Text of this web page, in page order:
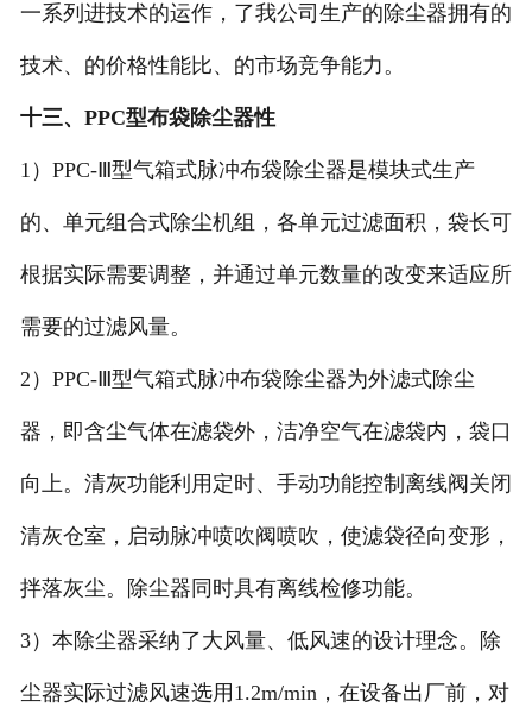
一系列进技术的运作，了我公司生产的除尘器拥有的
技术、的价格性能比、的市场竞争能力。
十三、PPC型布袋除尘器性
1）PPC-Ⅲ型气箱式脉冲布袋除尘器是模块式生产
的、单元组合式除尘机组，各单元过滤面积，袋长可
根据实际需要调整，并通过单元数量的改变来适应所
需要的过滤风量。
2）PPC-Ⅲ型气箱式脉冲布袋除尘器为外滤式除尘
器，即含尘气体在滤袋外，洁净空气在滤袋内，袋口
向上。清灰功能利用定时、手动功能控制离线阀关闭
清灰仓室，启动脉冲喷吹阀喷吹，使滤袋径向变形，
拌落灰尘。除尘器同时具有离线检修功能。
3）本除尘器采纳了大风量、低风速的设计理念。除
尘器实际过滤风速选用1.2m/min，在设备出厂前，对